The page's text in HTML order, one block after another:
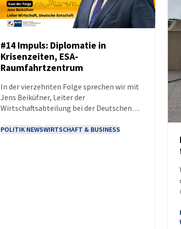
PODCAST
#14 Impuls: Diplomatie in
Krisenzeiten, ESA-
Raumfahrtzentrum
In der vierzehnten Folge sprechen wir mit
Jens Beiküfner, Leiter der
Wirtschaftsabteilung bei der Deutschen
POLITIK NEWSWIRTSCHAFT & BUSINESS